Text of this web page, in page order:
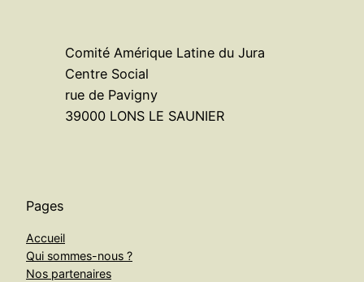
Comité Amérique Latine du Jura
Centre Social
rue de Pavigny
39000 LONS LE SAUNIER
Pages
Accueil
Qui sommes-nous ?
Nos partenaires